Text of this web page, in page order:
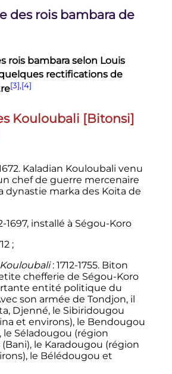
des rois bambara de
rois bambara selon Louis
rectifications de
[3],[4]
Kouloubali [Bitonsi]
Kaladian Kouloubali venu
chef de guerre mercenaire
dynastie marka des Koita de
1697, installé à Ségou-Koro
;
: 1712-1755. Biton
chefferie de Ségou-Koro
entité politique du
son armée de Tondjon, il
Djenné, le Sibiridougou
et environs), le Bendougou
le Séladougou (région
le Karadougou (région
le Bélédougou et